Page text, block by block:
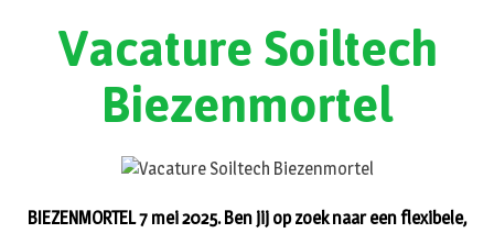
Vacature Soiltech
Biezenmortel
BIEZENMORTEL 7 mei 2025. Ben jij op zoek naar een flexibele,